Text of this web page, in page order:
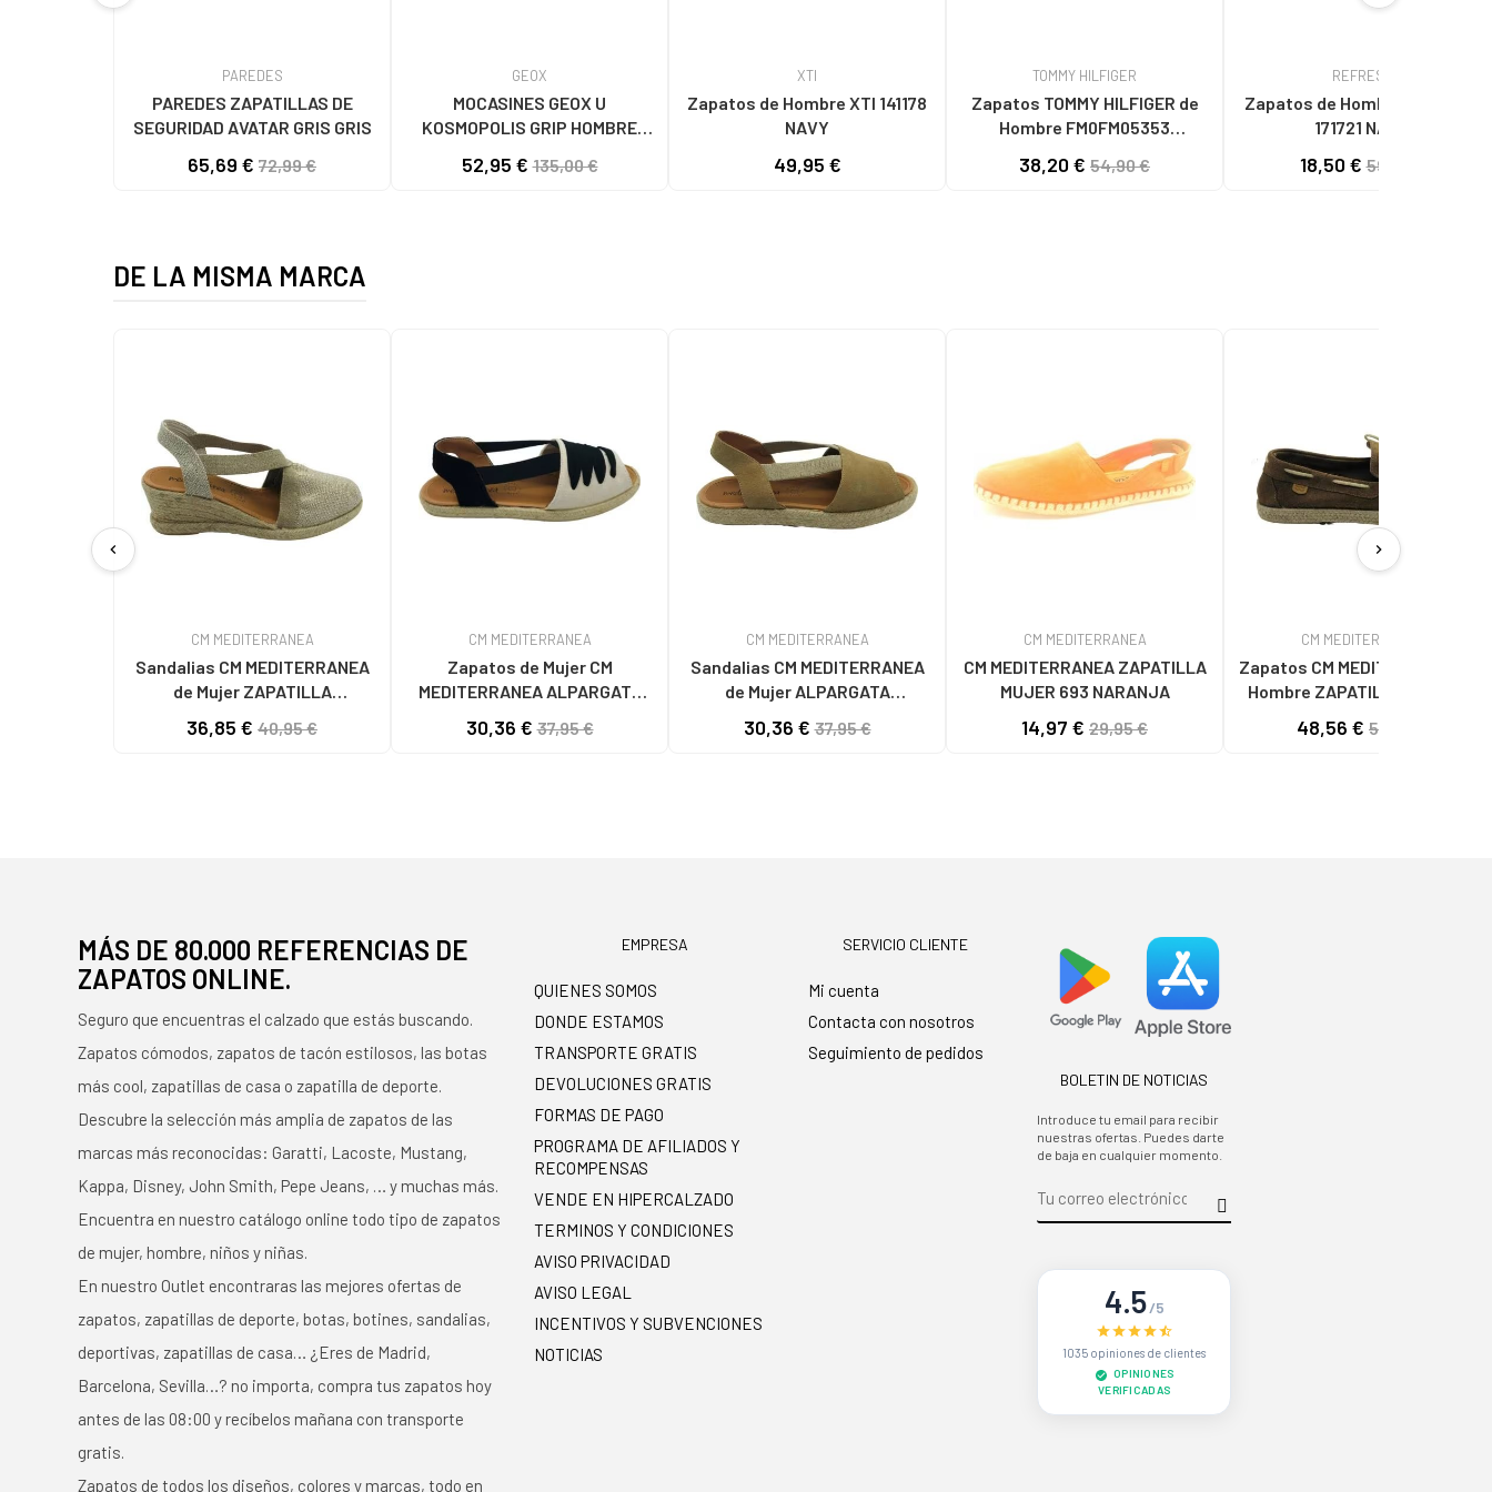
PAREDES
PAREDES ZAPATILLAS DE
SEGURIDAD AVATAR GRIS GRIS
65,69 € 72,99 €
GEOX
MOCASINES GEOX U
KOSMOPOLIS GRIP HOMBRE
52,95 €135,00 €
XTI
Zapatos de Hombre XTI 141178
NAVY
49,95 €
TOMMY HILFIGER
Zapatos TOMMY HILFIGER de
Hombre FM0FM05353
SKY
38,20 € 54,90 €
REFRESH
Zapatos de Hombre REFRESH
171721 NAVY
18,50 €59,95 €
DE LA MISMA MARCA
chevron_left
CM MEDITERRANEA
Sandalias CM MEDITERRANEA
de Mujer ZAPATILLA
36,85 € 40,95 €
CM MEDITERRANEA
Zapatos de Mujer CM
MEDITERRANEA ALPARGATA
NEGRO
30,36 €37,95 €
CM MEDITERRANEA
Sandalias CM MEDITERRANEA
de Mujer ALPARGATA
MEDITERRANEA 30135 ARENA
30,36 €37,95 €
CM MEDITERRANEA
CM MEDITERRANEA ZAPATILLA
MUJER 693 NARANJA
14,97 € 29,95 €
CM MEDITERRANEA
Zapatos CM MEDITERRANEA de
Hombre ZAPATILLA NAUTICO
ARENA
48,56 € 53,95 €
chevron_right
MÁS DE 80.000 REFERENCIAS DE
ZAPATOS ONLINE.
Seguro que encuentras el calzado que estás buscando.
Zapatos cómodos, zapatos de tacón estilosos, las botas
más cool, zapatillas de casa o zapatilla de deporte.
Descubre la selección más amplia de zapatos de las
marcas más reconocidas: Garatti, Lacoste, Mustang,
Kappa, Disney, John Smith, Pepe Jeans, … y muchas más.
Encuentra en nuestro catálogo online todo tipo de zapatos
de mujer, hombre, niños y niñas.
En nuestro Outlet encontraras las mejores ofertas de
zapatos, zapatillas de deporte, botas, botines, sandalias,
deportivas, zapatillas de casa… ¿Eres de Madrid,
Barcelona, Sevilla…? no importa, compra tus zapatos hoy
antes de las 08:00 y recíbelos mañana con transporte
gratis.
Zapatos de todos los diseños, colores y marcas, todo en
EMPRESA
QUIENES SOMOS
DONDE ESTAMOS
TRANSPORTE GRATIS
DEVOLUCIONES GRATIS
FORMAS DE PAGO
PROGRAMA DE AFILIADOS Y
RECOMPENSAS
VENDE EN HIPERCALZADO
TERMINOS Y CONDICIONES
AVISO PRIVACIDAD
AVISO LEGAL
INCENTIVOS Y SUBVENCIONES
NOTICIAS
SERVICIO CLIENTE
Mi cuenta
Contacta con nosotros
Seguimiento de pedidos
BOLETIN DE NOTICIAS
Introduce tu email para recibir
nuestras ofertas. Puedes darte
de baja en cualquier momento.
4.5/5
1035 opiniones de clientes
OPINIONES
VERIFICADAS